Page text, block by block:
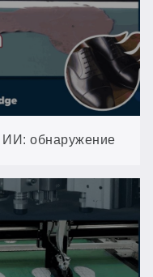
обнаружение
на одну шкуру